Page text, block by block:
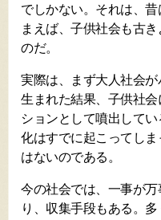
でしかない。それは、
まえば、子供社会も古
のだ。
実際は、まず大人社会
生まれた結果、子供社
ションとして噴出して
化はすでに起こってし
はないのである。
今の社会では、一事が
り、収集手段もある。